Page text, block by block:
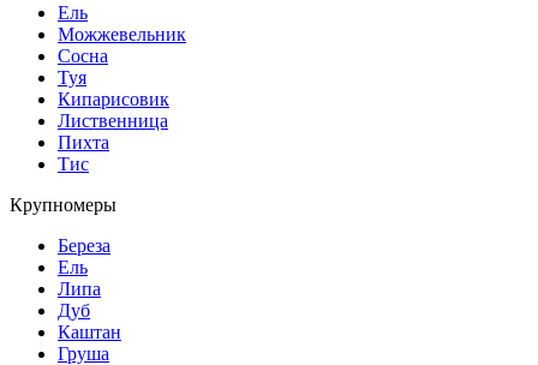
Ель
Можжевельник
Сосна
Туя
Кипарисовик
Лиственница
Пихта
Тис
Крупномеры
Береза
Ель
Липа
Дуб
Каштан
Груша